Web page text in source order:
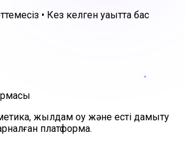
• Кез келген уақытта бас
жылдам оқу және есті дамыту
платформа.